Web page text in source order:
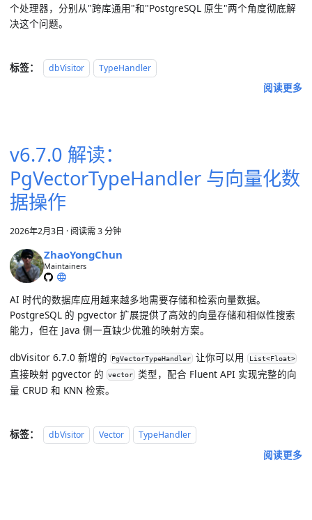
个处理器，分别从"跨库通用"和"PostgreSQL 原生"两个角度彻底解
决这个问题。
标签： dbVisitor TypeHandler
阅读更多
v6.7.0 解读：
PgVectorTypeHandler 与向量化数
据操作
2026年2月3日 · 阅读需 3 分钟
ZhaoYongChun
Maintainers
AI 时代的数据库应用越来越多地需要存储和检索向量数据。
PostgreSQL 的 pgvector 扩展提供了高效的向量存储和相似性搜索
能力，但在 Java 侧一直缺少优雅的映射方案。
dbVisitor 6.7.0 新增的 PgVectorTypeHandler 让你可以用 List<Float>
直接映射 pgvector 的 vector
类型，配合 Fluent API 实现完整的向
量 CRUD 和 KNN 检索。
标签： dbVisitor Vector TypeHandler
阅读更多